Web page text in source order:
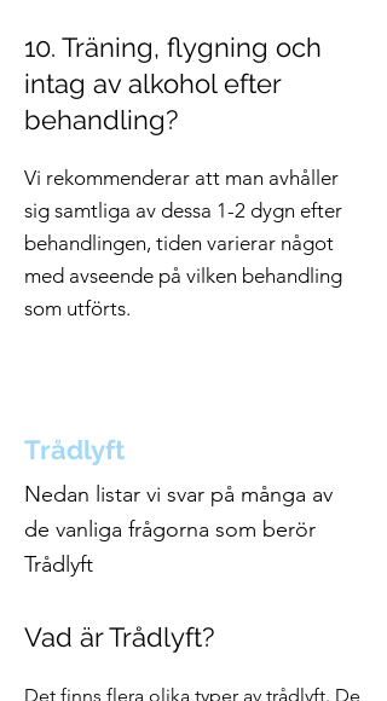
10. Träning, flygning och
intag av alkohol efter
behandling?
Vi rekommenderar att man avhåller
sig samtliga av dessa 1-2 dygn efter
behandlingen, tiden varierar något
med avseende på vilken behandling
som utförts.
Trådlyft
Nedan listar vi svar på många av
de vanliga frågorna som berör
Trådlyft
Vad är Trådlyft?
Det finns flera olika typer av trådlyft. De